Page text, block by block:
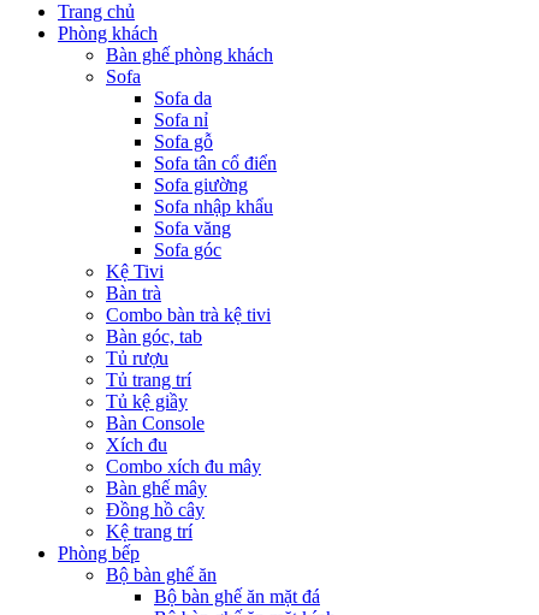
Trang chủ
Phòng khách
Bàn ghế phòng khách
Sofa
Sofa da
Sofa nỉ
Sofa gỗ
Sofa tân cổ điển
Sofa giường
Sofa nhập khẩu
Sofa văng
Sofa góc
Kệ Tivi
Bàn trà
Combo bàn trà kệ tivi
Bàn góc, tab
Tủ rượu
Tủ trang trí
Tủ kệ giầy
Bàn Console
Xích đu
Combo xích đu mây
Bàn ghế mây
Đồng hồ cây
Kệ trang trí
Phòng bếp
Bộ bàn ghế ăn
Bộ bàn ghế ăn mặt đá